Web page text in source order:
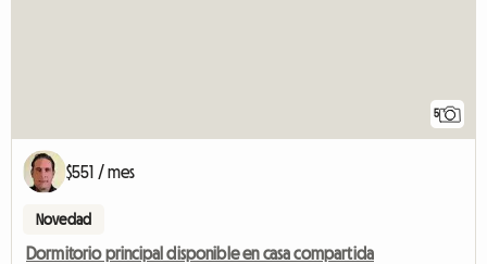
5
$551 / mes
Novedad
Dormitorio principal disponible en casa compartida